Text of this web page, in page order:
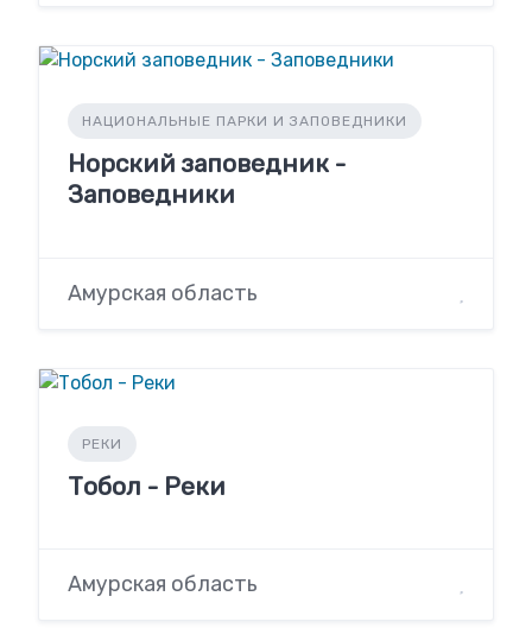
НАЦИОНАЛЬНЫЕ ПАРКИ И ЗАПОВЕДНИКИ
Норский заповедник -
Заповедники
Амурская область
РЕКИ
Тобол - Реки
Амурская область